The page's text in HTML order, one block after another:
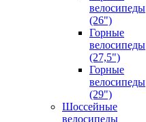
велосипеды
(26")
Горные
велосипеды
(27,5")
Горные
велосипеды
(29")
Шоссейные
велосипеды